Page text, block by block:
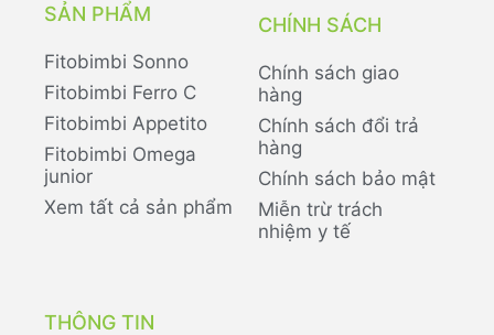
SẢN PHẨM
Fitobimbi Sonno
Fitobimbi Ferro C
Fitobimbi Appetito
Fitobimbi Omega
junior
Xem tất cả sản phẩm
CHÍNH SÁCH
Chính sách giao
hàng
Chính sách đổi trả
hàng
Chính sách bảo mật
Miễn trừ trách
nhiệm y tế
THÔNG TIN